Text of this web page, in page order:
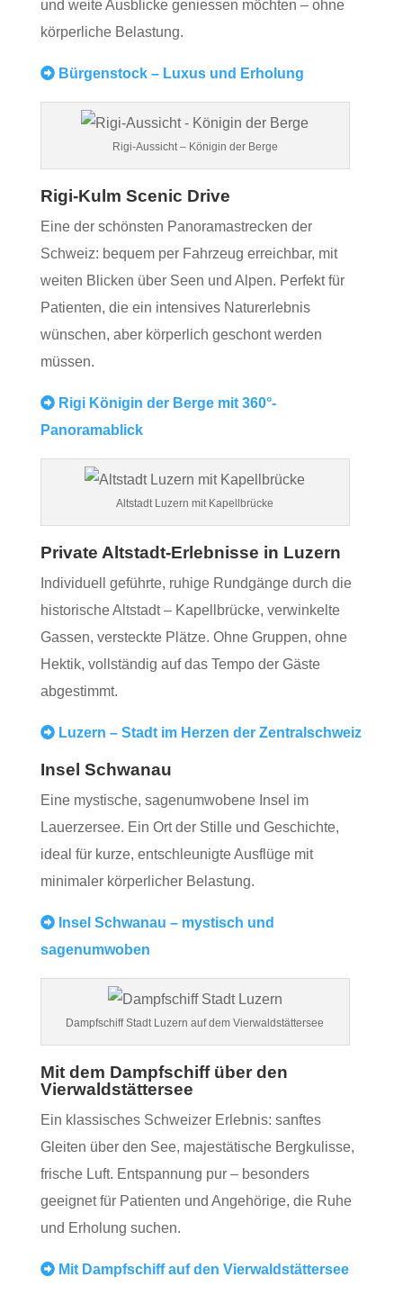
und weite Ausblicke geniessen möchten – ohne
körperliche Belastung.
Bürgenstock – Luxus und Erholung
Rigi-Aussicht – Königin der Berge
Rigi‑Kulm Scenic Drive
Eine der schönsten Panoramastrecken der
Schweiz: bequem per Fahrzeug erreichbar, mit
weiten Blicken über Seen und Alpen. Perfekt für
Patienten, die ein intensives Naturerlebnis
wünschen, aber körperlich geschont werden
müssen.
Rigi Königin der Berge mit 360°-
Panoramablick
Altstadt Luzern mit Kapellbrücke
Private Altstadt‑Erlebnisse in Luzern
Individuell geführte, ruhige Rundgänge durch die
historische Altstadt – Kapellbrücke, verwinkelte
Gassen, versteckte Plätze. Ohne Gruppen, ohne
Hektik, vollständig auf das Tempo der Gäste
abgestimmt.
Luzern – Stadt im Herzen der Zentralschweiz
Insel Schwanau
Eine mystische, sagenumwobene Insel im
Lauerzersee. Ein Ort der Stille und Geschichte,
ideal für kurze, entschleunigte Ausflüge mit
minimaler körperlicher Belastung.
Insel Schwanau – mystisch und
sagenumwoben
Dampfschiff Stadt Luzern auf dem Vierwaldstättersee
Mit dem Dampfschiff über den
Vierwaldstättersee
Ein klassisches Schweizer Erlebnis: sanftes
Gleiten über den See, majestätische Bergkulisse,
frische Luft. Entspannung pur – besonders
geeignet für Patienten und Angehörige, die Ruhe
und Erholung suchen.
Mit Dampfschiff auf den Vierwaldstättersee